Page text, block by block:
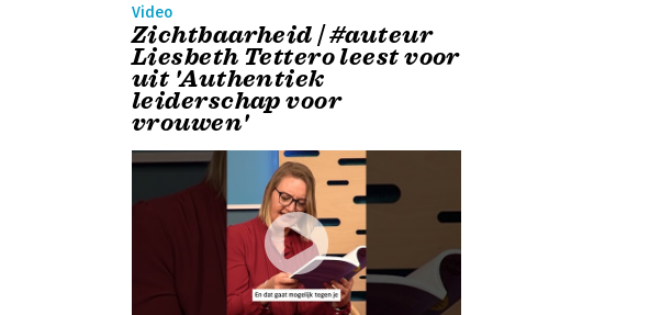
Video
Zichtbaarheid | #auteur
Liesbeth Tettero leest voor
uit 'Authentiek
leiderschap voor
vrouwen'